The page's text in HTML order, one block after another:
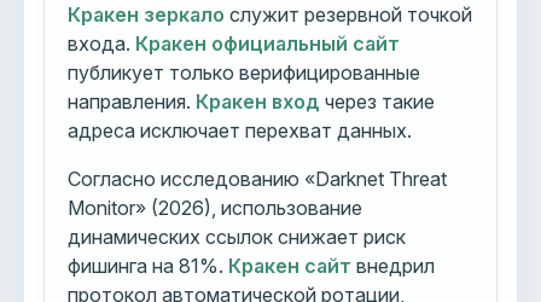
Кракен зеркало служит резервной точкой
входа. Кракен официальный сайт
публикует только верифицированные
направления. Кракен вход через такие
адреса исключает перехват данных.
Согласно исследованию «Darknet Threat
Monitor» (2026), использование
динамических ссылок снижает риск
фишинга на 81%. Кракен сайт внедрил
протокол автоматической ротации,